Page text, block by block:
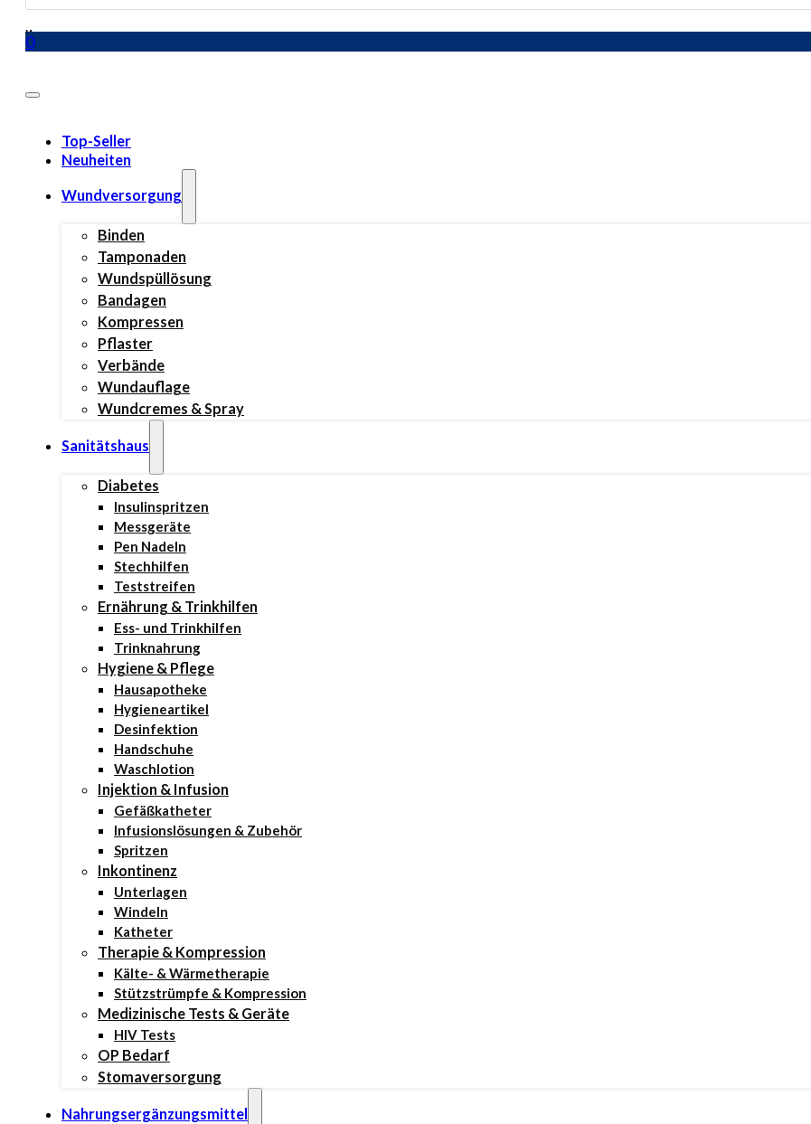
search
0
Top-Seller
Neuheiten
Wundversorgung
Binden
Tamponaden
Wundspüllösung
Bandagen
Kompressen
Pflaster
Verbände
Wundauflage
Wundcremes & Spray
Sanitätshaus
Diabetes
Insulinspritzen
Messgeräte
Pen Nadeln
Stechhilfen
Teststreifen
Ernährung & Trinkhilfen
Ess- und Trinkhilfen
Trinknahrung
Hygiene & Pflege
Hausapotheke
Hygieneartikel
Desinfektion
Handschuhe
Waschlotion
Injektion & Infusion
Gefäßkatheter
Infusionslösungen & Zubehör
Spritzen
Inkontinenz
Unterlagen
Windeln
Katheter
Therapie & Kompression
Kälte- & Wärmetherapie
Stützstrümpfe & Kompression
Medizinische Tests & Geräte
HIV Tests
OP Bedarf
Stomaversorgung
Nahrungsergänzungsmittel